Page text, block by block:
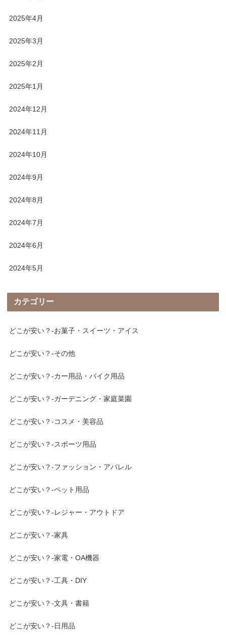
2025年4月
2025年3月
2025年2月
2025年1月
2024年12月
2024年11月
2024年10月
2024年9月
2024年8月
2024年7月
2024年6月
2024年5月
カテゴリー
どこが安い？-お菓子・スイーツ・アイス
どこが安い？-その他
どこが安い？-カー用品・バイク用品
どこが安い？-ガーデニング・家庭菜園
どこが安い？-コスメ・美容品
どこが安い？-スポーツ用品
どこが安い？-ファッション・アパレル
どこが安い？-ペット用品
どこが安い？-レジャー・アウトドア
どこが安い？-家具
どこが安い？-家電・OA機器
どこが安い？-工具・DIY
どこが安い？-文具・書籍
どこが安い？-日用品